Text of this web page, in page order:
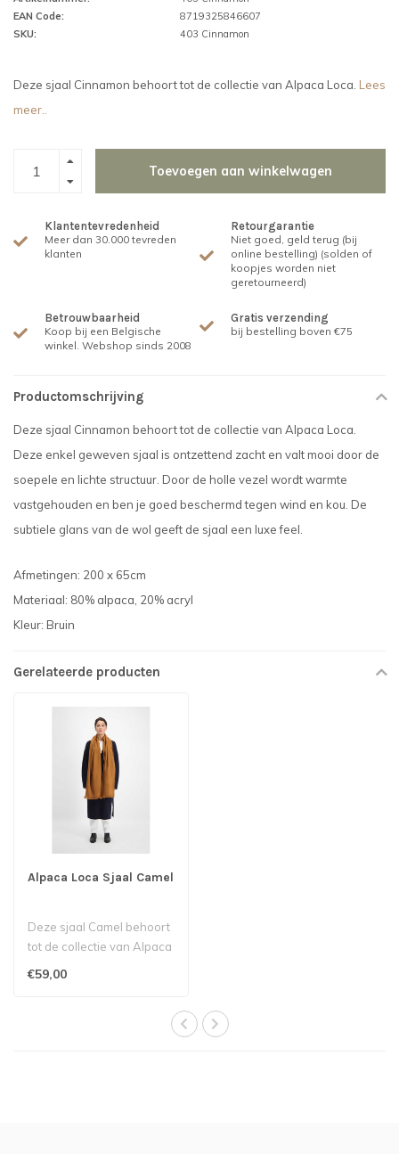
EAN Code:
8719325846607
SKU:
403 Cinnamon
Deze sjaal Cinnamon behoort tot de collectie van Alpaca Loca. Lees
meer..
Toevoegen aan winkelwagen
Klantentevredenheid
Meer dan 30.000 tevreden
klanten
Retourgarantie
Niet goed, geld terug (bij
online bestelling) (solden of
koopjes worden niet
geretourneerd)
Betrouwbaarheid
Koop bij een Belgische
winkel. Webshop sinds 2008
Gratis verzending
bij bestelling boven €75
Productomschrijving
Deze sjaal Cinnamon behoort tot de collectie van Alpaca Loca.
Deze enkel geweven sjaal is ontzettend zacht en valt mooi door de
soepele en lichte structuur. Door de holle vezel wordt warmte
vastgehouden en ben je goed beschermd tegen wind en kou. De
subtiele glans van de wol geeft de sjaal een luxe feel.
Afmetingen: 200 x 65cm
Materiaal: 80% alpaca, 20% acryl
Kleur: Bruin
Gerelateerde producten
Alpaca Loca Sjaal Camel
Deze sjaal Camel behoort
tot de collectie van Alpaca
€59,00